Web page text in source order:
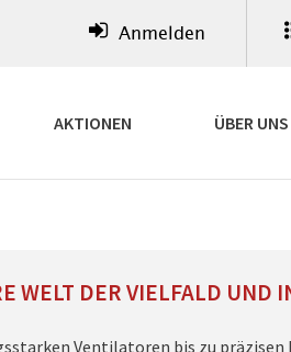
Anmelden
AKTIONEN ÜBER UNS
WELT DER VIELFALD UND
Ventilatoren bis zu